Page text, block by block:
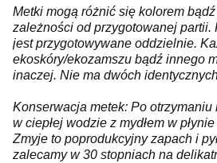
Metki mogą różnić się kolorem
zależności od przygotowanej partii.
jest przygotowywane oddzielnie.
ekoskóry/ekozamszu bądź innego
inaczej. Nie ma dwóch
Konserwacja metek: Po otrzymaniu
w ciepłej wodzie z mydłem w
Zmyje to poprodukcyjny zapach i
zalecamy w 30 stopniach na